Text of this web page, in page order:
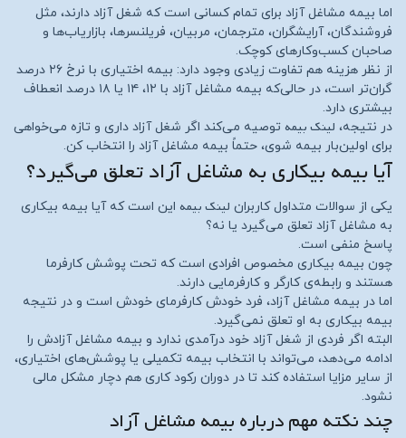
اما بیمه مشاغل آزاد برای تمام کسانی است که شغل آزاد دارند، مثل
فروشندگان، آرایشگران، مترجمان، مربیان، فریلنسرها، بازاریاب‌ها و
صاحبان کسب‌وکارهای کوچک.
از نظر هزینه هم تفاوت زیادی وجود دارد: بیمه اختیاری با نرخ ۲۶ درصد
گران‌تر است، در حالی‌که بیمه مشاغل آزاد با ۱۲، ۱۴ یا ۱۸ درصد انعطاف
بیشتری دارد.
در نتیجه، لینک بیمه توصیه می‌کند اگر شغل آزاد داری و تازه می‌خواهی
برای اولین‌بار بیمه شوی، حتماً بیمه مشاغل آزاد را انتخاب کن.
آیا بیمه بیکاری به مشاغل آزاد تعلق می‌گیرد؟
یکی از سوالات متداول کاربران لینک بیمه این است که آیا بیمه بیکاری
به مشاغل آزاد تعلق می‌گیرد یا نه؟
پاسخ منفی است.
چون بیمه بیکاری مخصوص افرادی است که تحت پوشش کارفرما
هستند و رابطه‌ی کارگر و کارفرمایی دارند.
اما در بیمه مشاغل آزاد، فرد خودش کارفرمای خودش است و در نتیجه
بیمه بیکاری به او تعلق نمی‌گیرد.
البته اگر فردی از شغل آزاد خود درآمدی ندارد و بیمه مشاغل آزادش را
ادامه می‌دهد، می‌تواند با انتخاب بیمه تکمیلی یا پوشش‌های اختیاری،
از سایر مزایا استفاده کند تا در دوران رکود کاری هم دچار مشکل مالی
نشود.
چند نکته مهم درباره بیمه مشاغل آزاد